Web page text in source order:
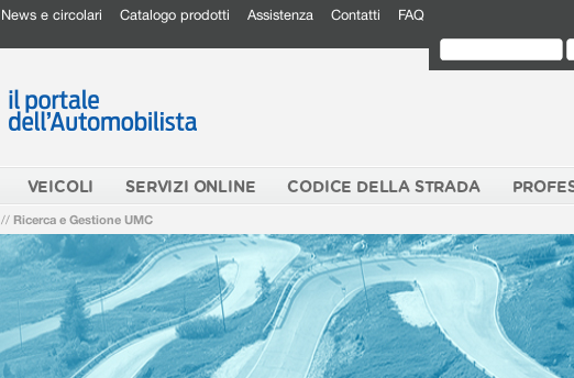
News e circolari Catalogo prodotti Assistenza Contatti FAQ
VEICOLI SERVIZI ONLINE CODICE DELLA STRADA
// Ricerca e Gestione UMC